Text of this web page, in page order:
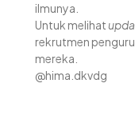
ilmunya.
Untuk melihat
rekrutmen
mereka.
@hima.dkvdg